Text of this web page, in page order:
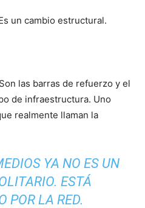
un cambio estructural.
las barras de refuerzo y el
de infraestructura. Uno
realmente llaman la
YA NO ES UN
ESTÁ
POR LA RED.